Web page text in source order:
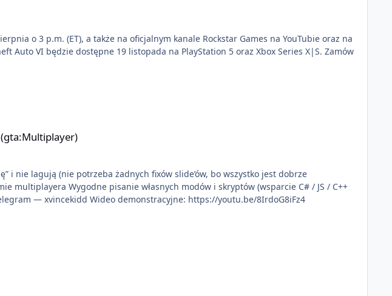
o 3 p.m. (ET), a także na oficjalnym kanale Rockstar Games na YouTubie oraz na
Auto VI będzie dostępne 19 listopada na PlayStation 5 oraz Xbox Series X|S. Zamów
nie lagują (nie potrzeba żadnych fixów slide’ów, bo wszystko jest dobrze
multiplayera Wygodne pisanie własnych modów i skryptów (wsparcie C# / JS / C++
Discord — vincekidd Telegram — xvincekidd Wideo demonstracyjne: https://youtu.be/8IrdoG8iFz4